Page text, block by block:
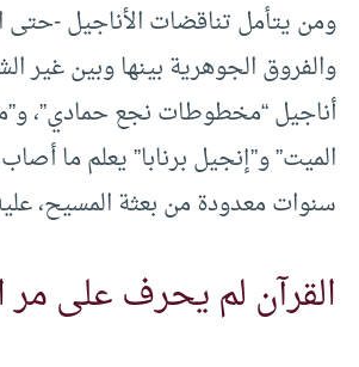
ومن يتأمل تناقضات الأناجيل -حتى
والفروق الجوهرية بينها وبين غير
أناجيل “مخطوطات نجع حمادي”،
الميت” و”إنجيل برنابا” يعلم ما
سنوات معدودة من بعثة المسيح،
القرآن لم يحرف على مر